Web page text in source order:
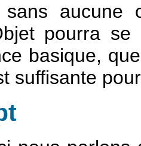
aucune
pourra
basique,
suffisante